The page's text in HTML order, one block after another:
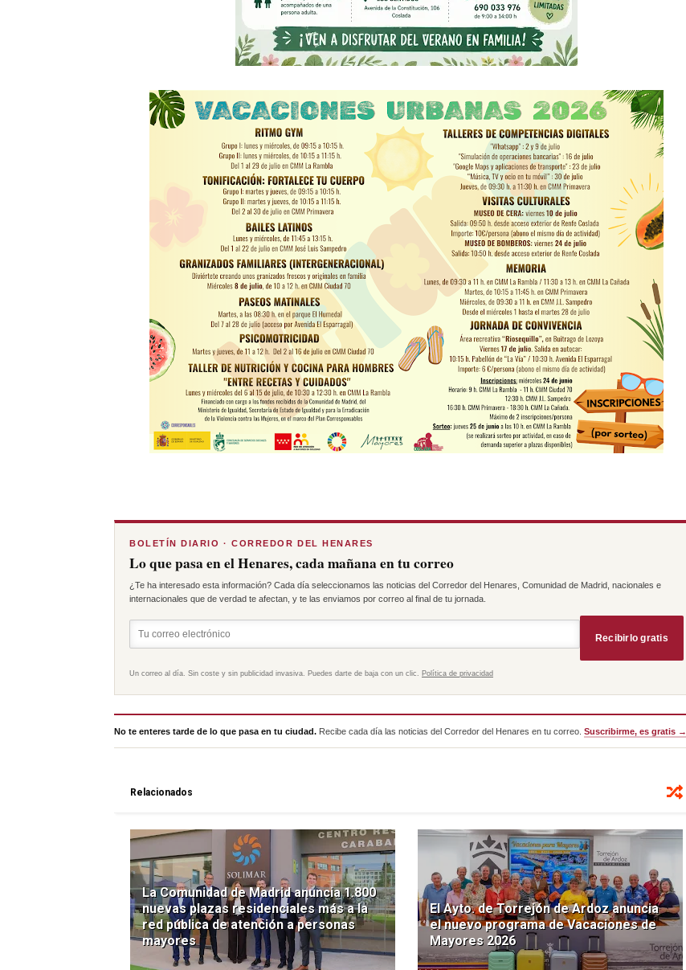
BOLETÍN DIARIO · CORREDOR DEL HENARES
Lo que pasa en el Henares, cada mañana en tu correo
¿Te ha interesado esta información? Cada día seleccionamos las noticias del Corredor del Henares, Comunidad de Madrid, nacionales e
internacionales que de verdad te afectan, y te las enviamos por correo al final de tu jornada.
Recibirlo gratis
Un correo al día. Sin coste y sin publicidad invasiva. Puedes darte de baja con un clic. Política de privacidad
No te enteres tarde de lo que pasa en tu ciudad. Recibe cada día las noticias del Corredor del Henares en tu correo. Suscribirme, es gratis →
Relacionados
La Comunidad de Madrid anuncia 1.800
nuevas plazas residenciales más a la
red pública de atención a personas
mayores
El Ayto. de Torrejón de Ardoz anuncia
el nuevo programa de Vacaciones de
Mayores 2026